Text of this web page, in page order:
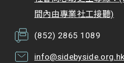
間內由專業社工接聽)
(852) 2865 1089